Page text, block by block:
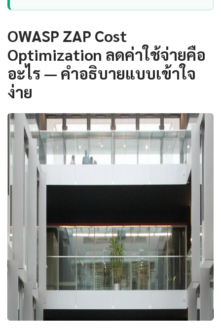
OWASP ZAP Cost
Optimization ลดค่าใช้จ่ายคือ
อะไร — คำอธิบายแบบเข้าใจ
ง่าย